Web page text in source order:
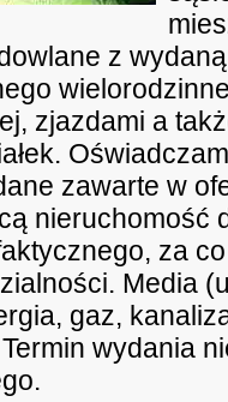
z
zjazdami a
zawarte w
za
Media
gaz,
wydania